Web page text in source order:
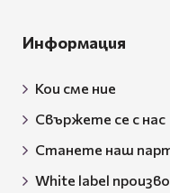
Информация
Кои сме ние
Свържете се с нас
Станете наш
White label